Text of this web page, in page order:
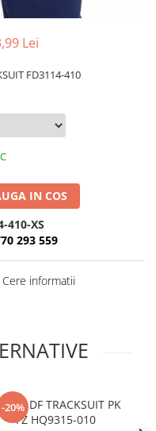
Lei
FD3114-410
IN COS
410-XS
293 559
informatii
-20% DF TRACKSUIT PK
FZ HQ9315-010